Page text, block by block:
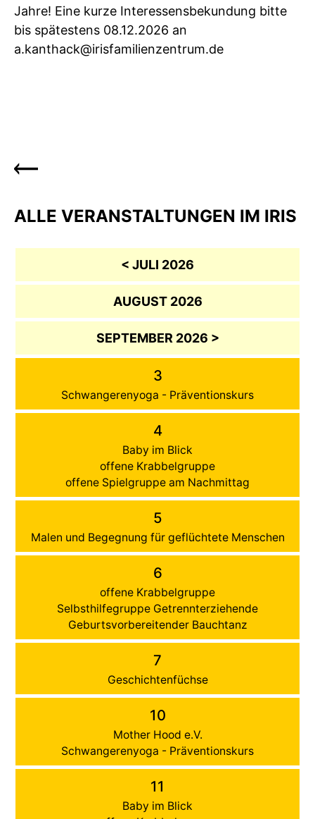
Jahre! Eine kurze Interessensbekundung bitte
bis spätestens 08.12.2026 an
a.kanthack@irisfamilienzentrum.de
ALLE VERANSTALTUNGEN IM IRIS
< JULI 2026
AUGUST 2026
SEPTEMBER 2026 >
3
Schwangerenyoga - Präventionskurs
4
Baby im Blick
offene Krabbelgruppe
offene Spielgruppe am Nachmittag
5
Malen und Begegnung für geflüchtete Menschen
6
offene Krabbelgruppe
Selbsthilfegruppe Getrennterziehende
Geburtsvorbereitender Bauchtanz
7
Geschichtenfüchse
10
Mother Hood e.V.
Schwangerenyoga - Präventionskurs
11
Baby im Blick